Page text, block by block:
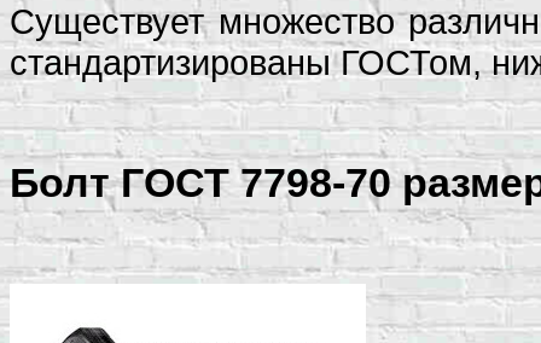
Существует множество
стандартизированы ГОСТом,
Болт ГОСТ 7798-70